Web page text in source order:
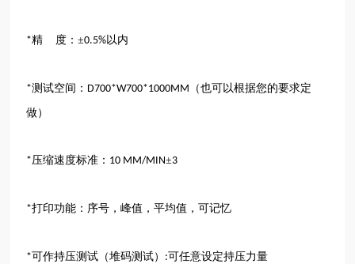
*精 度：±0.5%以内
*测试空间： D700*W700*1000MM （也可以根据您的要求定
做）
*压缩速度标准： 10 MM/MIN±3
*打印功能：序号，峰值，平均值，可记忆
*可作持压测试（堆码测试） :可任意设定持压力量